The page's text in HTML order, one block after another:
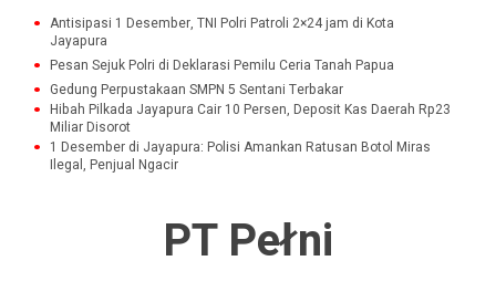
Antisipasi 1 Desember, TNI Polri Patroli 2×24 jam di Kota
Jayapura
Pesan Sejuk Polri di Deklarasi Pemilu Ceria Tanah Papua
Gedung Perpustakaan SMPN 5 Sentani Terbakar
Hibah Pilkada Jayapura Cair 10 Persen, Deposit Kas Daerah Rp23
Miliar Disorot
1 Desember di Jayapura: Polisi Amankan Ratusan Botol Miras
Ilegal, Penjual Ngacir
PT Pełni